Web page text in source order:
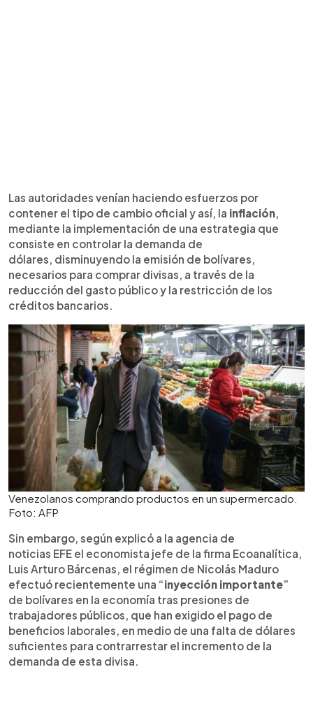
Las autoridades venían haciendo esfuerzos por
contener el tipo de cambio oficial y así, la inflación,
mediante la implementación de una estrategia que
consiste en controlar la demanda de
dólares, disminuyendo la emisión de bolívares,
necesarios para comprar divisas, a través de la
reducción del gasto público y la restricción de los
créditos bancarios.
Venezolanos comprando productos en un supermercado.
Foto: AFP
Sin embargo, según explicó a la agencia de
noticias EFE el economista jefe de la firma Ecoanalítica,
Luis Arturo Bárcenas, el régimen de Nicolás Maduro
efectuó recientemente una “inyección importante”
de bolívares en la economía tras presiones de
trabajadores públicos, que han exigido el pago de
beneficios laborales, en medio de una falta de dólares
suficientes para contrarrestar el incremento de la
demanda de esta divisa.